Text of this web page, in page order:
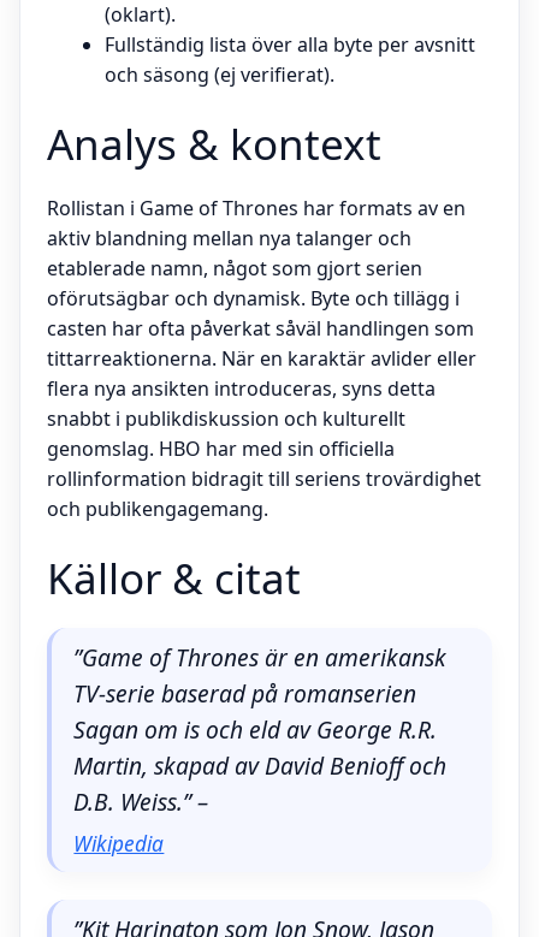
(oklart).
Fullständig lista över alla byte per avsnitt
och säsong (ej verifierat).
Analys & kontext
Rollistan i Game of Thrones har formats av en
aktiv blandning mellan nya talanger och
etablerade namn, något som gjort serien
oförutsägbar och dynamisk. Byte och tillägg i
casten har ofta påverkat såväl handlingen som
tittarreaktionerna. När en karaktär avlider eller
flera nya ansikten introduceras, syns detta
snabbt i publikdiskussion och kulturellt
genomslag. HBO har med sin officiella
rollinformation bidragit till seriens trovärdighet
och publikengagemang.
Källor & citat
”Game of Thrones är en amerikansk
TV-serie baserad på romanserien
Sagan om is och eld av George R.R.
Martin, skapad av David Benioff och
D.B. Weiss.” –
Wikipedia
”Kit Harington som Jon Snow, Jason